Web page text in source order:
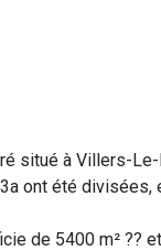
situé à Villers-
ont été
de 5400 m² ??